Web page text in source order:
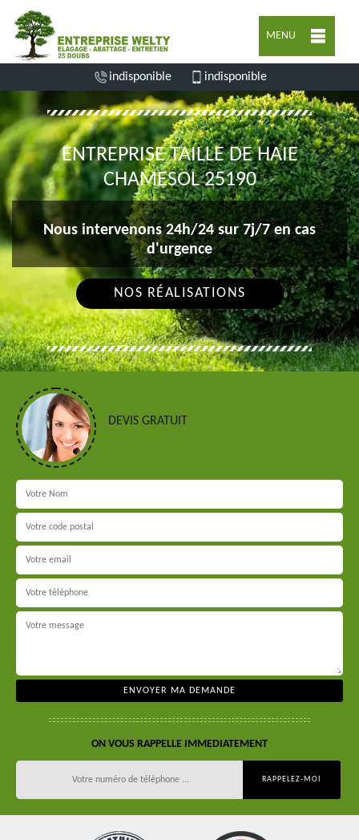
MENU
indisponible indisponible
ENTREPRISE TAILLE DE HAIE
CHAMESOL 25190
Nous intervenons 24h/24 sur 7j/7 en cas
d'urgence
NOS RÉALISATIONS
DEVIS GRATUIT
ON VOUS RAPPELLE IMMEDIATEMENT